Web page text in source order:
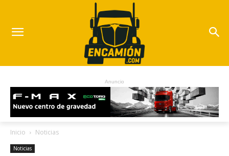
Anuncio
Inicio Noticias
Noticias